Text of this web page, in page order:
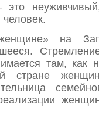
на
там, как
стране